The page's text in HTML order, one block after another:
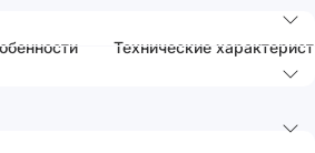
Технические